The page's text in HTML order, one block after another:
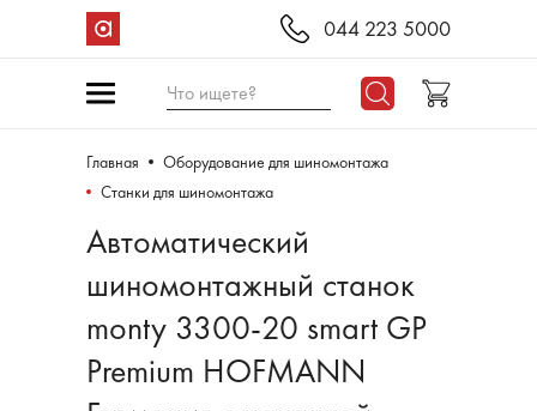
044 223 5000
Что ищете?
Главная
Оборудование для шиномонтажа
Станки для шиномонтажа
Автоматический
шиномонтажный станок
monty 3300-20 smart GP
Premium HOFMANN